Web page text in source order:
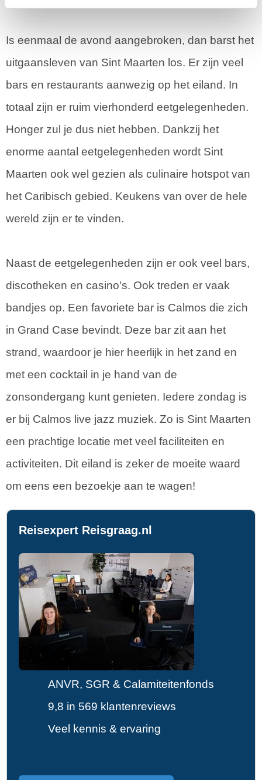
Is eenmaal de avond aangebroken, dan barst het
uitgaansleven van Sint Maarten los. Er zijn veel
bars en restaurants aanwezig op het eiland. In
totaal zijn er ruim vierhonderd eetgelegenheden.
Honger zul je dus niet hebben. Dankzij het
enorme aantal eetgelegenheden wordt Sint
Maarten ook wel gezien als culinaire hotspot van
het Caribisch gebied. Keukens van over de hele
wereld zijn er te vinden.
Naast de eetgelegenheden zijn er ook veel bars,
discotheken en casino's. Ook treden er vaak
bandjes op. Een favoriete bar is Calmos die zich
in Grand Case bevindt. Deze bar zit aan het
strand, waardoor je hier heerlijk in het zand en
met een cocktail in je hand van de
zonsondergang kunt genieten. Iedere zondag is
er bij Calmos live jazz muziek. Zo is Sint Maarten
een prachtige locatie met veel faciliteiten en
activiteiten. Dit eiland is zeker de moeite waard
om eens een bezoekje aan te wagen!
Reisexpert Reisgraag.nl
ANVR, SGR & Calamiteitenfonds
9,8 in 569 klantenreviews
Veel kennis & ervaring